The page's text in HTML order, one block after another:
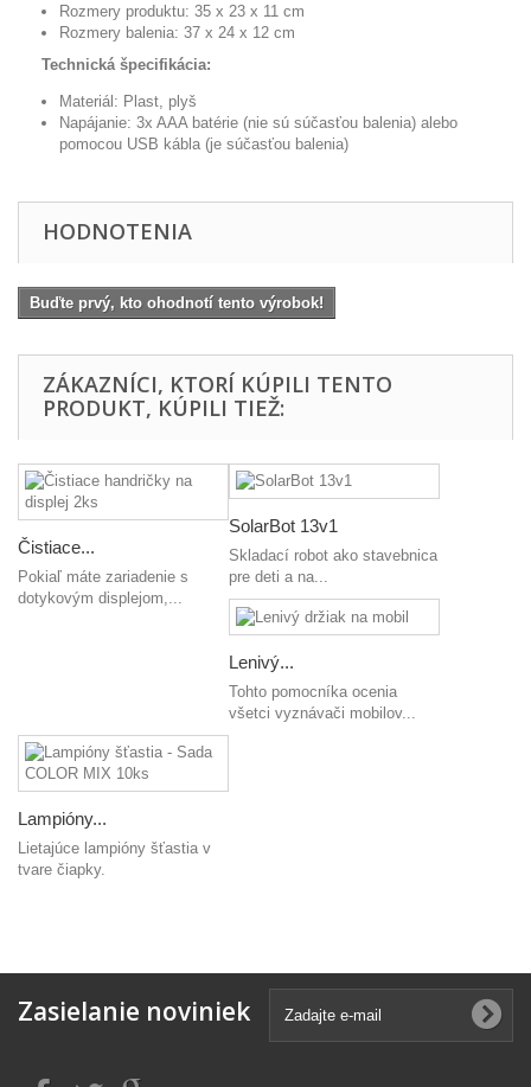
Rozmery produktu: 35 x 23 x 11 cm
Rozmery balenia: 37 x 24 x 12 cm
Technická špecifikácia:
Materiál: Plast, plyš
Napájanie: 3x AAA batérie (nie sú súčasťou balenia) alebo
pomocou USB kábla (je súčasťou balenia)
HODNOTENIA
Buďte prvý, kto ohodnotí tento výrobok!
ZÁKAZNÍCI, KTORÍ KÚPILI TENTO
PRODUKT, KÚPILI TIEŽ:
Čistiace...
Pokiaľ máte zariadenie s
dotykovým displejom,...
SolarBot 13v1
Skladací robot ako stavebnica
pre deti a na...
Lenivý...
Tohto pomocníka ocenia
všetci vyznávači mobilov...
Lampióny...
Lietajúce lampióny šťastia v
tvare čiapky.
Zasielanie noviniek